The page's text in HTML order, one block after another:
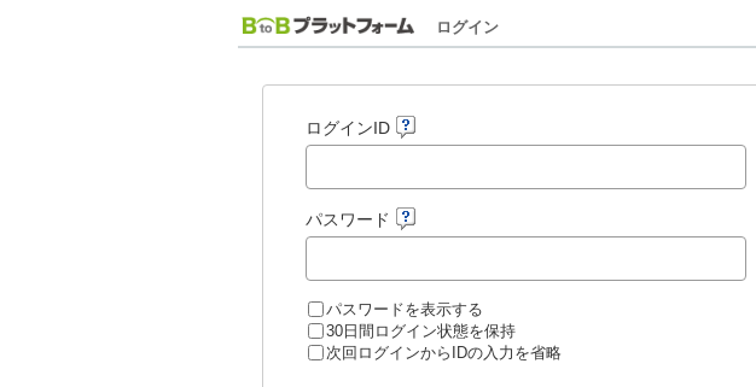
ログイン
ログインID
パスワード
パスワードを表示する
30日間ログイン状態を保持
次回ログインからIDの入力を省略